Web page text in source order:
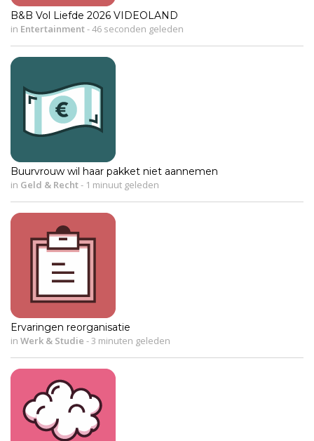
B&B Vol Liefde 2026 VIDEOLAND
in Entertainment-46 seconden geleden
Buurvrouw wil haar pakket niet aannemen
in Geld & Recht- 1 minuut geleden
Ervaringen reorganisatie
in Werk & Studie - 3 minuten geleden